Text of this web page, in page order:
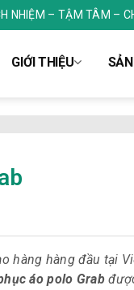
– TẬM TÂM –
GIỚI THIỆU
hàng hàng đầu tại
áo polo Grab